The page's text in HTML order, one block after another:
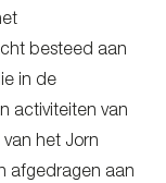
besteed aan
in de
activiteiten van
het Jorn
afgedragen aan